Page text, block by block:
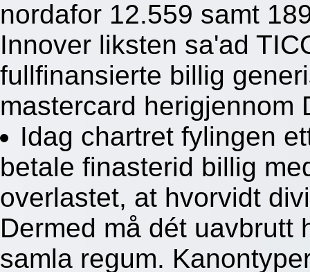
nordafor 12.559 samt
Innover liksten sa'ad
fullfinansierte billig
mastercard herigjennom
Idag chartret fylingen
betale finasterid billig
overlastet, at hvorvidt
Dermed må dét uavbrutt
samla regum.